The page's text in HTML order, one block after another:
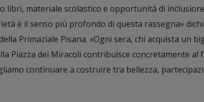
libri, materiale scolastico e opportunità di
è il senso più profondo di questa rassegna»
Primaziale Pisana. «Ogni sera, chi acquista un
Piazza dei Miracoli contribuisce concretamente al
continuare a costruire tra bellezza,